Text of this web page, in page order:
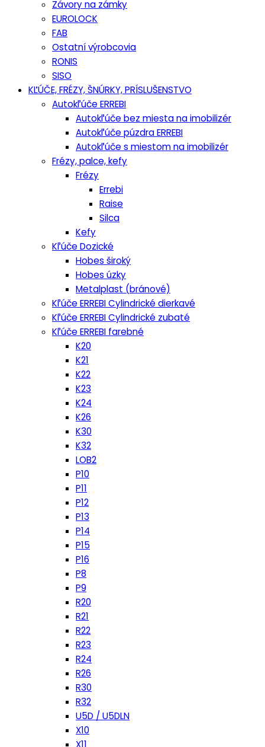
Závory na zámky
EUROLOCK
FAB
Ostatní výrobcovia
RONIS
SISO
KĽÚČE, FRÉZY, ŠNÚRKY, PRÍSLUŠENSTVO
Autokľúče ERREBI
Autokľúče bez miesta na imobilizér
Autokľúče púzdra ERREBI
Autokľúče s miestom na imobilizér
Frézy, palce, kefy
Frézy
Errebi
Raise
Silca
Kefy
Kľúče Dozické
Hobes široký
Hobes úzky
Metalplast (bránové)
Kľúče ERREBI Cylindrické dierkavé
Kľúče ERREBI Cylindrické zubaté
Kľúče ERREBI farebné
K20
K21
K22
K23
K24
K26
K30
K32
LOB2
P10
P11
P12
P13
P14
P15
P16
P8
P9
R20
R21
R22
R23
R24
R26
R30
R32
U5D / U5DLN
X10